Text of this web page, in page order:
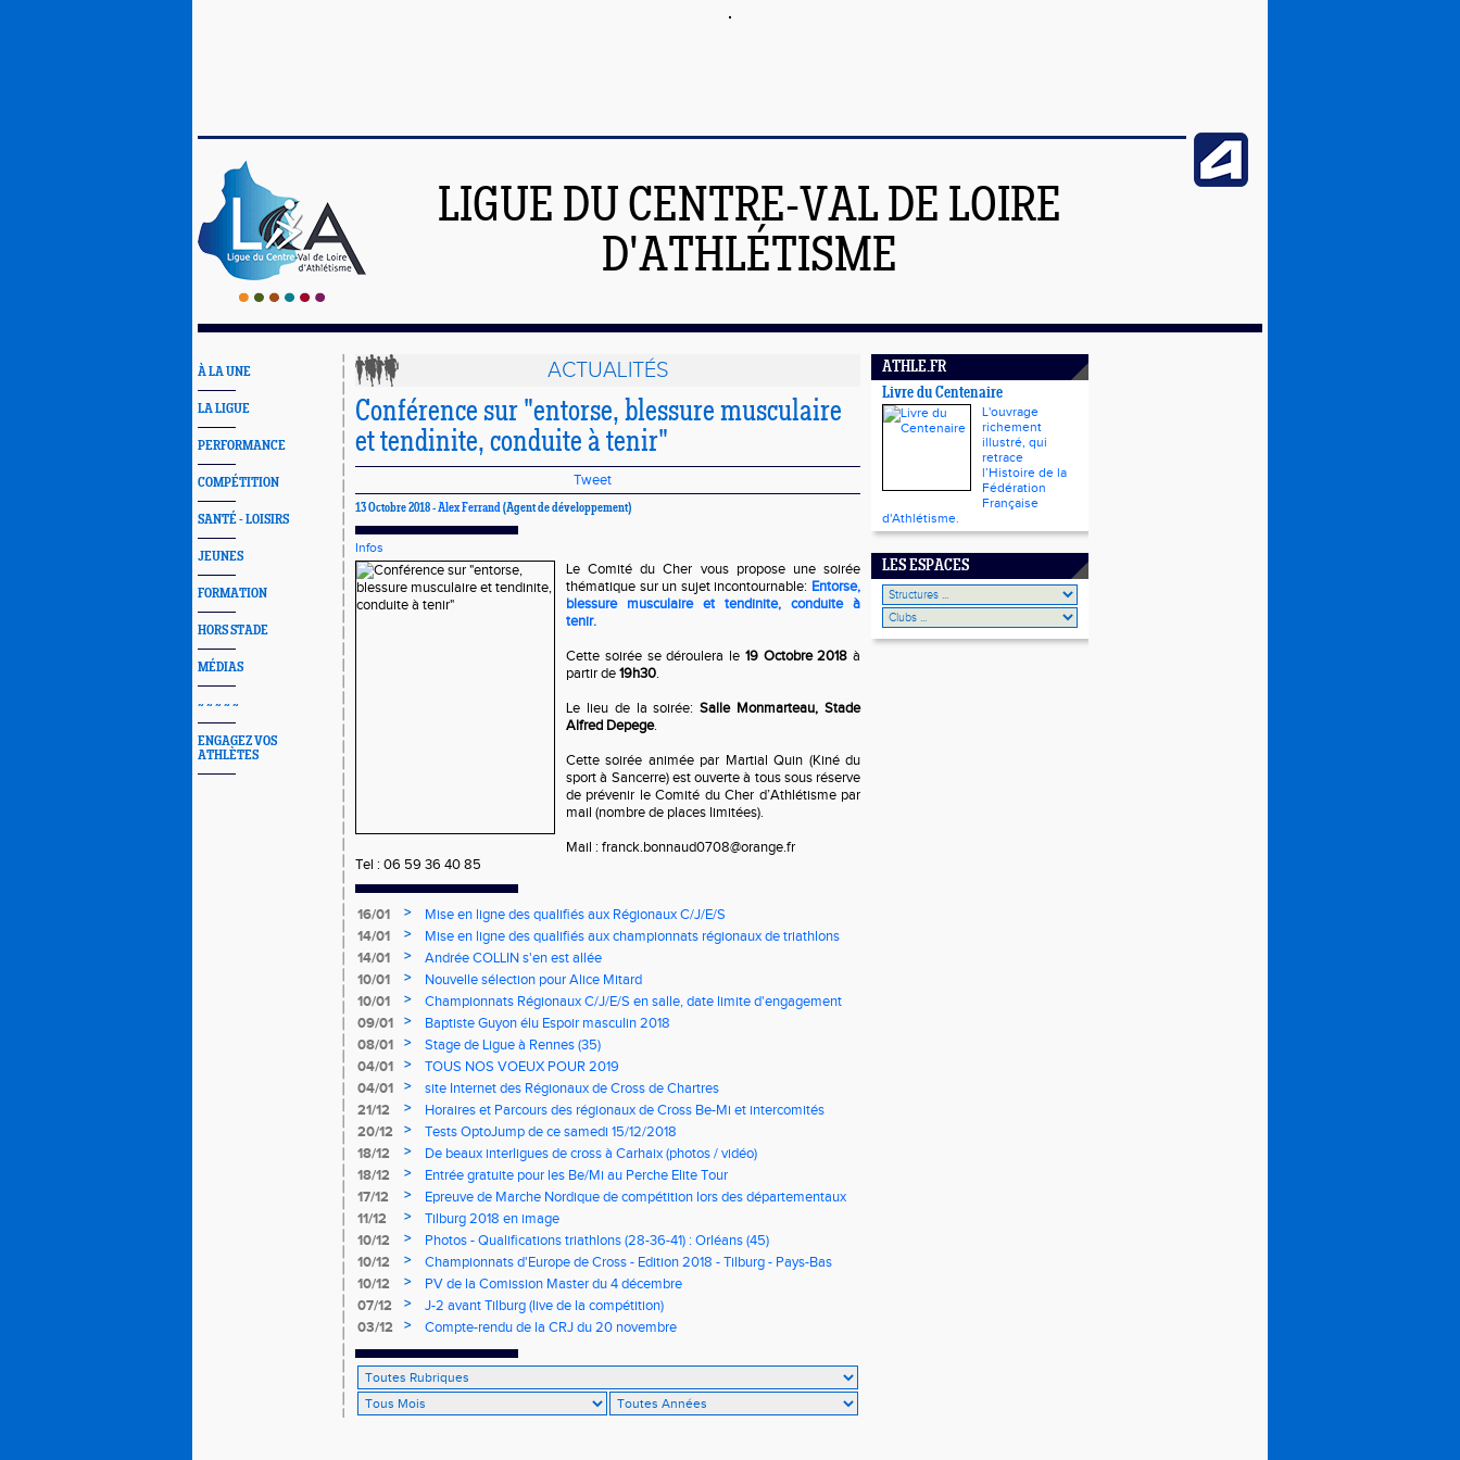
LIGUE DU CENTRE-VAL DE LOIRE
D'ATHLÉTISME
À LA UNE
LA LIGUE
PERFORMANCE
COMPÉTITION
SANTÉ - LOISIRS
JEUNES
FORMATION
HORS STADE
MÉDIAS
~ ~ ~ ~ ~
ENGAGEZ VOS
ATHLÈTES
ACTUALITÉS
Conférence sur "entorse, blessure musculaire
et tendinite, conduite à tenir"
Tweet
13 Octobre 2018 -Alex Ferrand(Agent de développement)
Infos
Le Comité du Cher vous propose une soirée
thématique sur un sujet incontournable: Entorse,
blessure musculaire et tendinite, conduite à
tenir.
Cette soirée se déroulera le 19 Octobre 2018 à
partir de19h30.
Le lieu de la soirée:Salle Monmarteau, Stade
Alfred Depege.
Cette soirée animée par Martial Quin (Kiné du
sport à Sancerre) est ouverte à tous sous réserve
de prévenir le Comité du Cher d’Athlétisme par
mail (nombre de places limitées).
Mail : franck.bonnaud0708@orange.fr
Tel : 06 59 36 40 85
16/01 >
Mise en ligne des qualifiés aux Régionaux C/J/E/S
14/01
>
Mise en ligne des qualifiés aux championnats régionaux de triathlons
14/01
>
Andrée COLLIN s'en est allée
10/01
>
Nouvelle sélection pour Alice Mitard
10/01
>
Championnats Régionaux C/J/E/S en salle, date limite d'engagement
mercredi à 9h00
09/01 >
Baptiste Guyon élu Espoir masculin 2018
08/01
>
Stage de Ligue à Rennes (35)
04/01
>
TOUS NOS VOEUX POUR 2019
04/01
>
site Internet des Régionaux de Cross de Chartres
21/12
>
Horaires et Parcours des régionaux de Cross Be-Mi et intercomités
20/12
>
Tests OptoJump de ce samedi 15/12/2018
18/12
>
De beaux interligues de cross à Carhaix (photos / vidéo)
18/12
>
Entrée gratuite pour les Be/Mi au Perche Elite Tour
17/12
>
Epreuve de Marche Nordique de compétition lors des départementaux
de cross du Loir et Cher
11/12 >
Tilburg 2018 en image
10/12
>
Photos - Qualifications triathlons (28-36-41) : Orléans (45)
10/12
>
Championnats d'Europe de Cross - Edition 2018 - Tilburg - Pays-Bas
10/12
>
PV de la Comission Master du 4 décembre
07/12
>
J-2 avant Tilburg (live de la compétition)
03/12
> Compte-rendu de la CRJ du 20 novembre
ATHLE.FR
Livre du Centenaire
L'ouvrage
richement
illustré, qui
retrace
l’Histoire de la
Fédération
Française
d'Athlétisme.
LES ESPACES